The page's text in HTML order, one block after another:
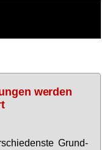
werden
Grund­